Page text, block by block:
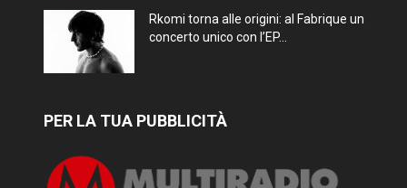
Rkomi torna alle origini: al Fabrique un
concerto unico con l’EP...
PER LA TUA PUBBLICITÀ